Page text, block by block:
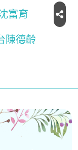
富育
陳德齡